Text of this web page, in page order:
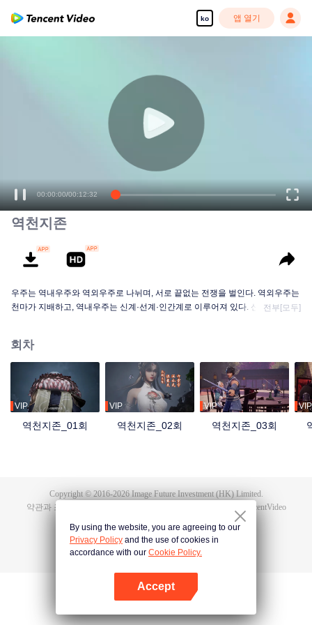
ko 앱 열기
00:00:00/00:12:32
역천지존
우주는 역내우주와 역외우주로 나뉘며, 서로 끝없는 전쟁을 벌인다. 역외우주는
천마가 지배하고, 역내우주는 신계·선계·인간계로 이루어져 있다. 신계의 지배
숨을 잃고, 만세윤회의 저주까지 받는다. 가족과 부하를 잃고, 나라를 빼앗겼으
며, 가장 아끼던 제자 영하천존마저 등을 돌린다. 이후 그는 윤회할 때마다 멸문
을 당하다가 마지막 생에서 담운으로 환생한다. 망월진 담가의 도련님 담운은
혼례 당일 약혼녀의 불륜을 목격하고 죽음 직전까지 몰리면서 전생의 기억을 각
성한다. 홍몽신태를 얻은 그는 폐물에서 절대적인 천재로 거듭나 전생의 공법으
옛 인연, 그리고 신계를 뒤흔든 배신의 진실까지…. 담운은 과연 모든 것을 되찾
전부[모두]
회차
VIP
역천지존_01회
VIP
역천지존_02회
VIP
역천지존_03회
VIP
Copyright © 2016-2026Image Future Investment (HK) Limited.
약관과 조항
TencentVideo
By using the website, you are agreeing to our
Privacy Policy and the use of cookies in
accordance with our Cookie Policy.
Accept